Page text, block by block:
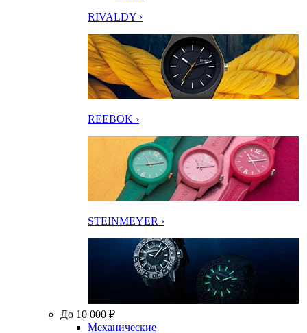
RIVALDY ›
REEBOK ›
STEINMEYER ›
До 10 000 ₽
Механические